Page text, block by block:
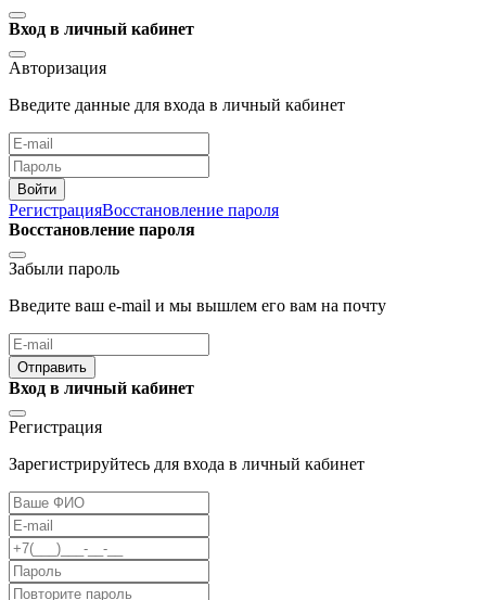
Вход в личный кабинет
Авторизация
Введите данные для входа в личный кабинет
Войти
РегистрацияВосстановление пароля
Восстановление пароля
Забыли пароль
Введите ваш e-mail и мы вышлем его вам на почту
Отправить
Вход в личный кабинет
Регистрация
Зарегистрируйтесь для входа в личный кабинет